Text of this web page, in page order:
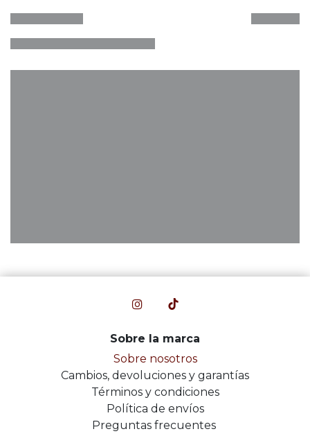
Sobre la marca
Sobre nosotros
Cambios, devoluciones y garantías
Términos y condiciones
Política de envíos
Preguntas frecuentes